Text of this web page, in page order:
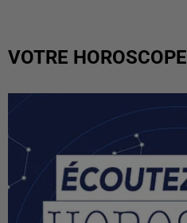
VOTRE HOROSCOPE